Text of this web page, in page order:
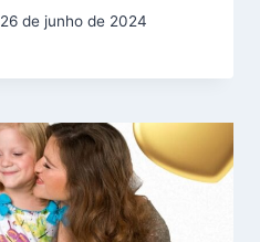
26 de junho de 2024